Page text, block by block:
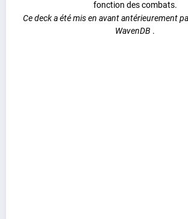
fonction des combats.
Ce deck a été mis en avant antérieurement
WavenDB .